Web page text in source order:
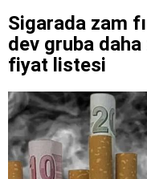
Sigarada zam
dev gruba
fiyat listesi